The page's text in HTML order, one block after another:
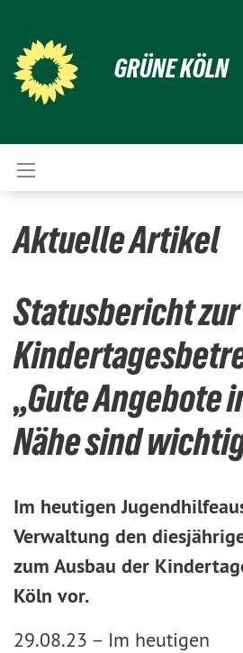
GRÜNE KÖLN
Aktuelle Artikel
Statusbericht zur
„Gute Angebote
Nähe sind
Im heutigen
Verwaltung den
zum Ausbau der
Köln vor.
29.08.23 – Im heutigen